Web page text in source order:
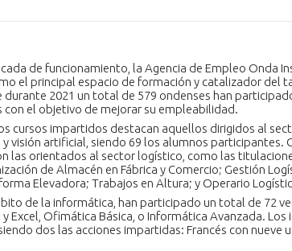
de funcionamiento, la Agencia de Empleo Onda
el principal espacio de formación y catalizador del
durante 2021 un total de 579 ondenses han
con el objetivo de mejorar su empleabilidad.
cursos impartidos destacan aquellos dirigidos al
y visión artificial, siendo 69 los alumnos participantes.
las orientados al sector logístico, como las
de Almacén en Fábrica y Comercio; Gestión
Elevadora; Trabajos en Altura; y Operario
de la informática, han participado un total de 72
y Excel, Ofimática Básica, o Informática Avanzada.
dos las acciones impartidas: Francés con nueve